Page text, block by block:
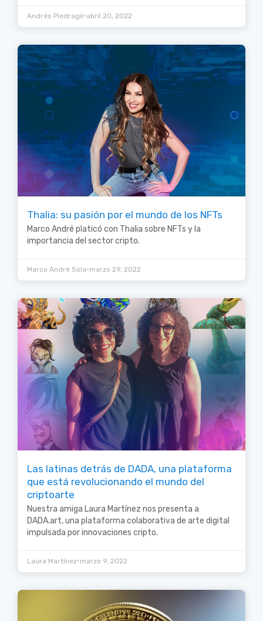
Andrés Piedragil•abril 20, 2022
Thalia: su pasión por el mundo de los NFTs
Marco André platicó con Thalia sobre NFTs y la
importancia del sector cripto.
Marco André Sola•marzo 29, 2022
Las latinas detrás de DADA, una plataforma
que está revolucionando el mundo del
criptoarte
Nuestra amiga Laura Martínez nos presenta a
DADA.art, una plataforma colaborativa de arte digital
impulsada por innovaciones cripto.
Laura Martínez•marzo 9, 2022